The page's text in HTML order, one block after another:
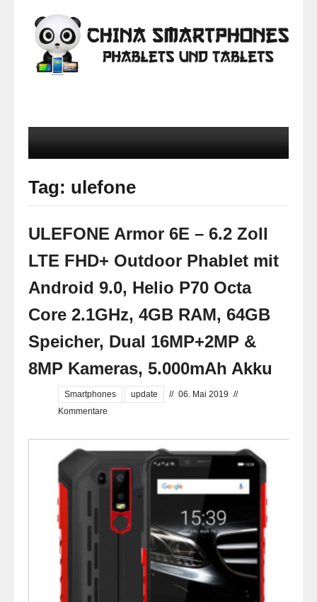
Tag: ulefone
ULEFONE Armor 6E – 6.2 Zoll
LTE FHD+ Outdoor Phablet mit
Android 9.0, Helio P70 Octa
Core 2.1GHz, 4GB RAM, 64GB
Speicher, Dual 16MP+2MP &
8MP Kameras, 5.000mAh Akku
Smartphones update // 06. Mai 2019 //
Kommentare